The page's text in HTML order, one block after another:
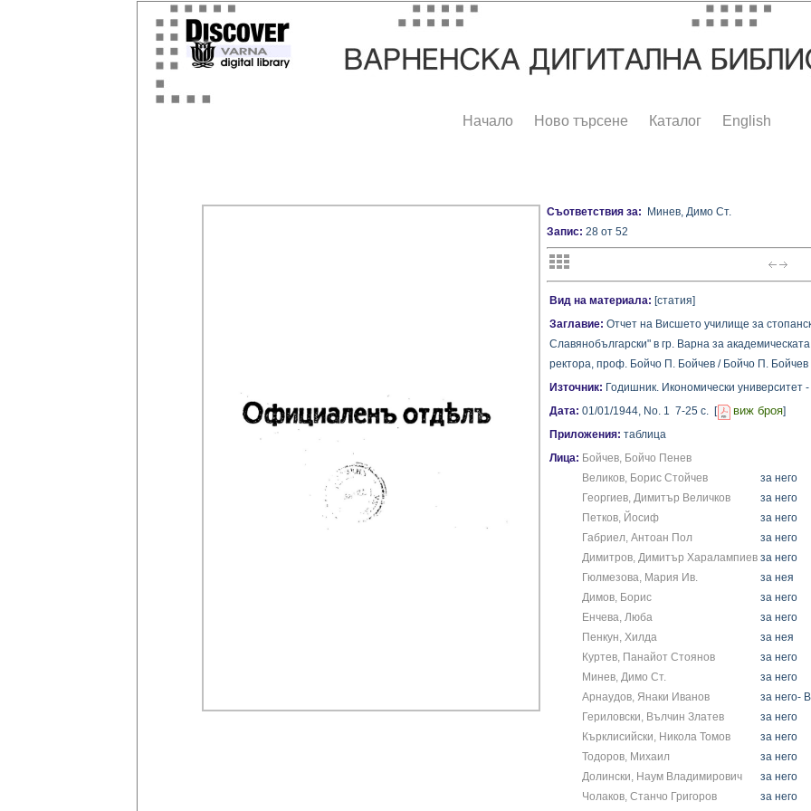
Начало Ново търсене Каталог English
Съответствия за: Минев, Димо Ст.
Запис: 28 от 52
Вид на материала: [статия]
Заглавие: Отчет на Висшето училище за
Славянобългарски" в гр. Варна за
ректора, проф. Бойчо П. Бойчев / Бойчо П. Бойчев
Източник: Годишник. Икономически университет
Дата: 01/01/1944, No. 1 7-25 с. [ виж броя]
Приложения: таблица
Лица: Бойчев, Бойчо Пенев
Великов, Борис Стойчев
за него
Георгиев, Димитър Величков
за него
Петков, Йосиф
за него
Габриел, Антоан Пол
за него
Димитров, Димитър Харалампиев за него
Гюлмезова, Мария Ив.
за нея
Димов, Борис
за него
Енчева, Люба
за него
Пенкун, Хилда
за нея
Куртев, Панайот Стоянов
за него
Минев, Димо Ст.
за него
Арнаудов, Янаки Иванов
за него-
Гериловски, Вълчин Златев
за него
Кърклисийски, Никола Томов
за него
Тодоров, Михаил
за него
Долински, Наум Владимирович
за него
Чолаков, Станчо Григоров
за него